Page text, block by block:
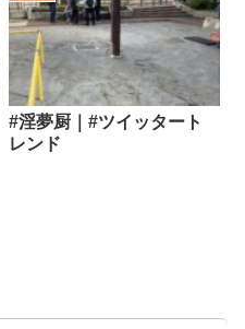
#淫夢厨｜#ツイッタート
レンド